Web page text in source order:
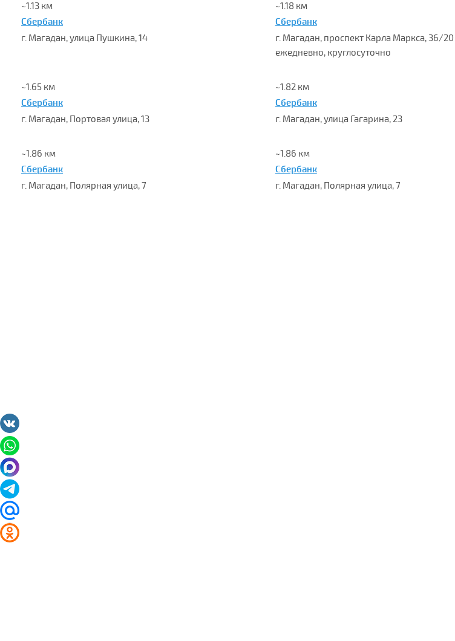
~1.13 км
Сбербанк
г. Магадан, улица Пушкина, 14
~1.18 км
Сбербанк
г. Магадан, проспект Карла Маркса, 36/20
ежедневно, круглосуточно
~1.65 км
Сбербанк
г. Магадан, Портовая улица, 13
~1.82 км
Сбербанк
г. Магадан, улица Гагарина, 23
~1.86 км
Сбербанк
г. Магадан, Полярная улица, 7
~1.86 км
Сбербанк
г. Магадан, Полярная улица, 7